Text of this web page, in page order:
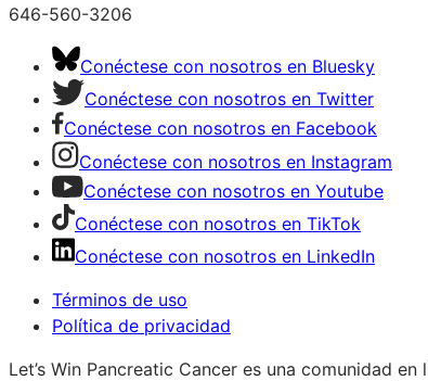
646-560-3206
Conéctese con nosotros en Bluesky
Conéctese con nosotros en Twitter
Conéctese con nosotros en Facebook
Conéctese con nosotros en Instagram
Conéctese con nosotros en Youtube
Conéctese con nosotros en TikTok
Conéctese con nosotros en LinkedIn
Términos de uso
Política de privacidad
Let’s Win Pancreatic Cancer es una comunidad